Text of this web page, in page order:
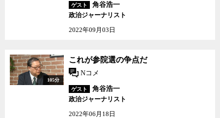
ゲスト
角谷浩一
政治ジャーナリスト
2022年09月03日
105分
これが参院選の争点だ
Nコメ
ゲスト
角谷浩一
政治ジャーナリスト
2022年06月18日